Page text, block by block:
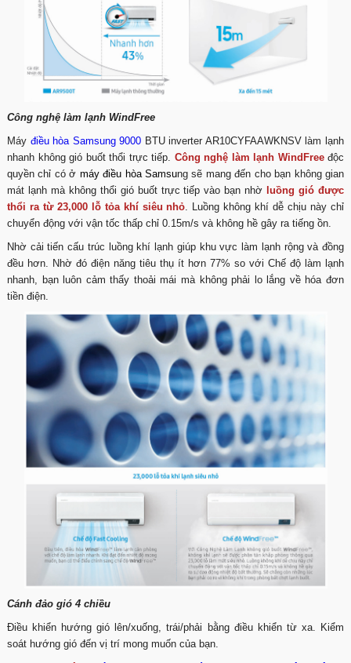
Công nghệ làm lạnh WindFree
Máy điều hòa Samsung 9000 BTU inverter AR10CYFAAWKNSV làm lạnh
nhanh không gió buốt thổi trực tiếp. Công nghệ làm lạnh WindFreeđộc
quyền chỉ có ở máy điều hòaSamsung sẽ mang đến cho bạn không gian
mát lạnh mà không thổi gió buốt trực tiếp vào bạn nhờ luồng gió được
thổi ra từ 23,000 lỗ tỏa khí siêu nhỏ . Luồng không khí dễ chịu này chỉ
chuyển động với vận tốc thấp chỉ 0.15m/s và không hề gây ra tiếng ồn.
Nhờ cải tiến cấu trúc luồng khí lạnh giúp khu vực làm lạnh rộng và đồng
đều hơn. Nhờ đó điện năng tiêu thụ ít hơn 77% so với Chế độ làm lạnh
nhanh, bạn luôn cảm thấy thoải mái mà không phải lo lắng về hóa đơn
tiền điện.
Cánh đảo gió 4 chiều
Điều khiển hướng gió lên/xuống, trái/phải bằng điều khiển từ xa. Kiểm
soát hướng gió đến vị trí mong muốn của bạn.